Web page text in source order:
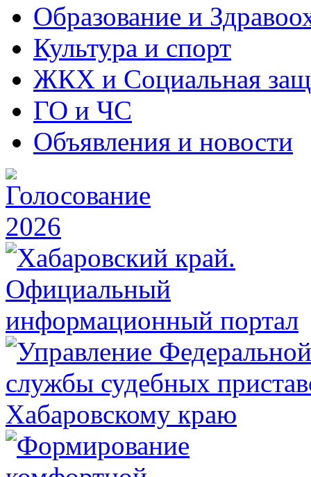
Образование и
Культура и спорт
ЖКХ и Социальная
ГО и ЧС
Объявления и новости